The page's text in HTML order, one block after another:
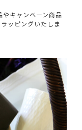
キャンペーン商品
ッピングいたしま